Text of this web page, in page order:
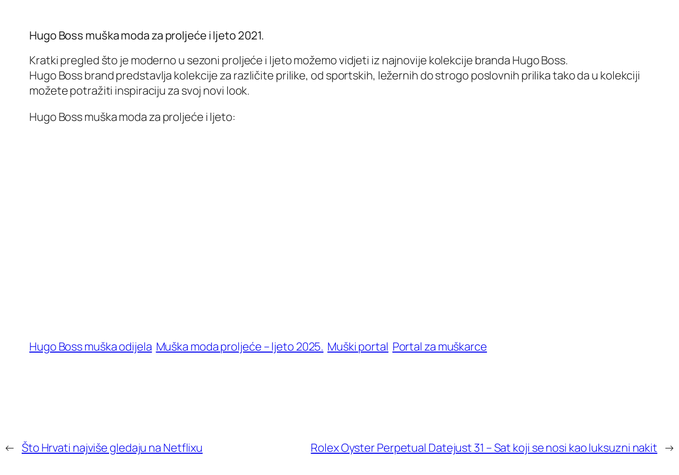
Hugo Boss muška moda za proljeće i ljeto 2021.
Kratki pregled što je moderno u sezoni proljeće i ljeto možemo vidjeti iz najnovije kolekcije branda Hugo Boss.
Hugo Boss brand predstavlja kolekcije za različite prilike, od sportskih, ležernih do strogo poslovnih prilika tako da u kolekciji
možete potražiti inspiraciju za svoj novi look.
Hugo Boss muška moda za proljeće i ljeto:
Hugo Boss muška odijela Muška moda proljeće – ljeto 2025. Muški portal Portal za muškarce
← Što Hrvati najviše gledaju na Netflixu Rolex Oyster Perpetual Datejust 31 – Sat koji se nosi kao luksuzni nakit →